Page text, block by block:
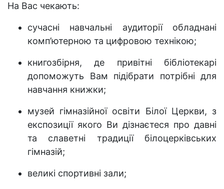
На Вас чекають:
сучасні навчальні аудиторії обладнані
комп’ютерною та цифровою технікою;
книгозбірня, де привітні бібліотекарі
допоможуть Вам підібрати потрібні для
навчання книжки;
музей гімназійної освіти Білої Церкви, з
експозиції якого Ви дізнаєтеся про давні
та славетні традиції білоцерківських
гімназій;
великі спортивні зали;